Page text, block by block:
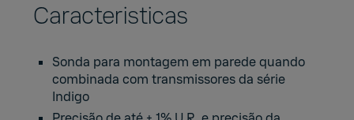
Caracteristicas
Sonda para montagem em parede quando
combinada com transmissores da série
Indigo